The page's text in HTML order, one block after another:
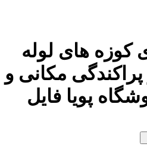
کوزه های لوله
مکانی و
پویا فایل